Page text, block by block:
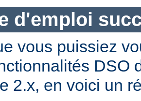
d'emploi
vous puissiez
DSO
2.x, en voici un